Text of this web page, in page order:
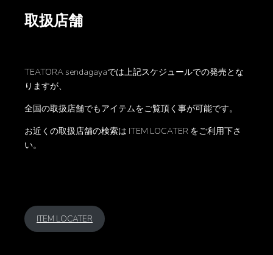
取扱店舗
TEATORA sendagayaでは上記スケジュールでの発売とな
りますが、
全国の取扱店舗でもアイテムをご覧頂く事が可能です。
お近くの取扱店舗の検索は ITEM LOCATER をご利用下さ
い。
ITEM LOCATER